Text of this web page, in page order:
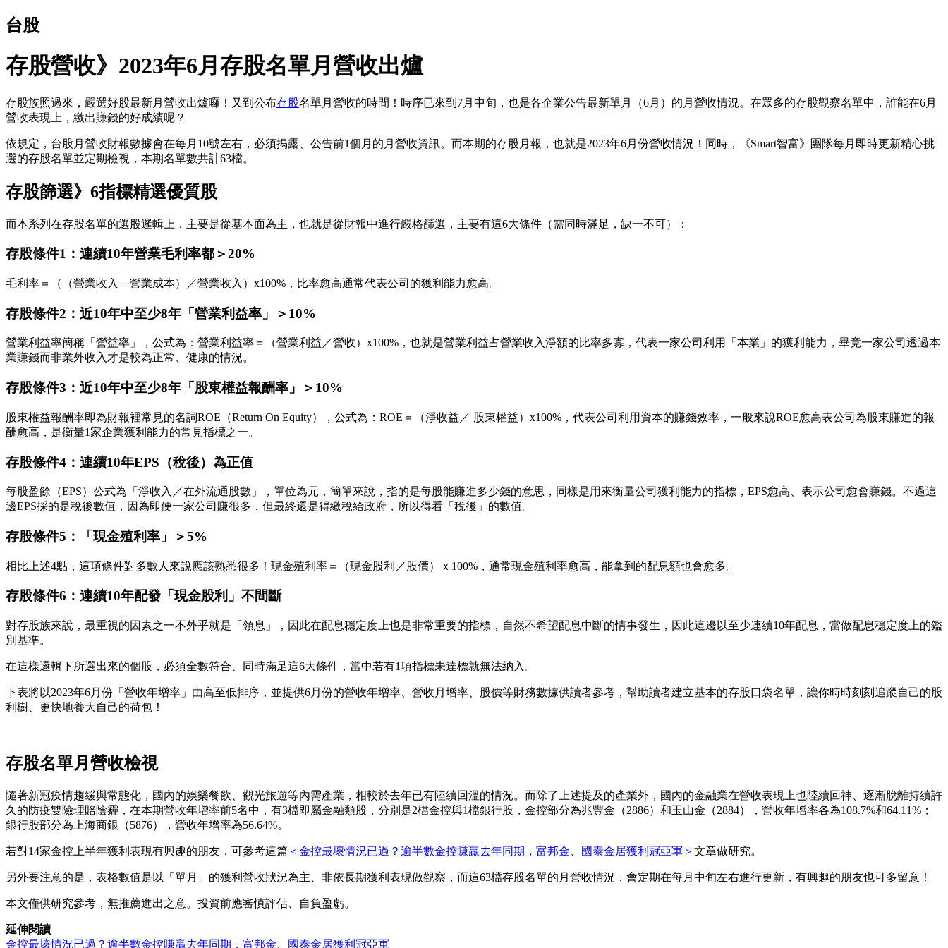
台股
存股營收》2023年6月存股名單月營收出爐
存股族照過來，嚴選好股最新月營收出爐囉！又到公布存股名單月營收的時間！時序已來到7月中旬，也是各企業公告最新單月（6月）的月營收情況。在眾多的存股觀察名單中，誰能在6月
營收表現上，繳出賺錢的好成績呢？
依規定，台股月營收財報數據會在每月10號左右，必須揭露、公告前1個月的月營收資訊。而本期的存股月報，也就是2023年6月份營收情況！同時，《Smart智富》團隊每月即時更新精心挑
選的存股名單並定期檢視，本期名單數共計63檔。
存股篩選》6指標精選優質股
而本系列在存股名單的選股邏輯上，主要是從基本面為主，也就是從財報中進行嚴格篩選，主要有這6大條件（需同時滿足，缺一不可）：
存股條件1：連續10年營業毛利率都＞20%
毛利率＝（（營業收入－營業成本）／營業收入）x100%，比率愈高通常代表公司的獲利能力愈高。
存股條件2：近10年中至少8年「營業利益率」＞10%
營業利益率簡稱「營益率」，公式為：營業利益率＝（營業利益／營收）x100%，也就是營業利益占營業收入淨額的比率多寡，代表一家公司利用「本業」的獲利能力，畢竟一家公司透過本
業賺錢而非業外收入才是較為正常、健康的情況。
存股條件3：近10年中至少8年「股東權益報酬率」＞10%
股東權益報酬率即為財報裡常見的名詞ROE（Return On Equity），公式為：ROE＝（淨收益／ 股東權益）x100%，代表公司利用資本的賺錢效率，一般來說ROE愈高表公司為股東賺進的報
酬愈高，是衡量1家企業獲利能力的常見指標之一。
存股條件4：連續10年EPS（稅後）為正值
每股盈餘（EPS）公式為「淨收入／在外流通股數」，單位為元，簡單來說，指的是每股能賺進多少錢的意思，同樣是用來衡量公司獲利能力的指標，EPS愈高、表示公司愈會賺錢。不過這
邊EPS採的是稅後數值，因為即便一家公司賺很多，但最終還是得繳稅給政府，所以得看「稅後」的數值。
存股條件5：「現金殖利率」＞5%
相比上述4點，這項條件對多數人來說應該熟悉很多！現金殖利率＝（現金股利／股價）ｘ100%，通常現金殖利率愈高，能拿到的配息額也會愈多。
存股條件6：連續10年配發「現金股利」不間斷
對存股族來說，最重視的因素之一不外乎就是「領息」，因此在配息穩定度上也是非常重要的指標，自然不希望配息中斷的情事發生，因此這邊以至少連續10年配息，當做配息穩定度上的鑑
別基準。
在這樣邏輯下所選出來的個股，必須全數符合、同時滿足這6大條件，當中若有1項指標未達標就無法納入。
下表將以2023年6月份「營收年增率」由高至低排序，並提供6月份的營收年增率、營收月增率、股價等財務數據供讀者參考，幫助讀者建立基本的存股口袋名單，讓你時時刻刻追蹤自己的股
利樹、更快地養大自己的荷包！
存股名單月營收檢視
隨著新冠疫情趨緩與常態化，國內的娛樂餐飲、觀光旅遊等內需產業，相較於去年已有陸續回溫的情況。而除了上述提及的產業外，國內的金融業在營收表現上也陸續回神、逐漸脫離持續許
久的防疫雙險理賠陰霾，在本期營收年增率前5名中，有3檔即屬金融類股，分別是2檔金控與1檔銀行股，金控部分為兆豐金（2886）和玉山金（2884），營收年增率各為108.7%和64.11%；
銀行股部分為上海商銀（5876），營收年增率為56.64%。
若對14家金控上半年獲利表現有興趣的朋友，可參考這篇 ＜金控最壞情況已過？逾半數金控賺贏去年同期，富邦金、國泰金居獲利冠亞軍＞ 文章做研究。
另外要注意的是，表格數值是以「單月」的獲利營收狀況為主、非依長期獲利表現做觀察，而這63檔存股名單的月營收情況，會定期在每月中旬左右進行更新，有興趣的朋友也可多留意！
本文僅供研究參考，無推薦進出之意。投資前應審慎評估、自負盈虧。
延伸閱讀
金控最壞情況已過？逾半數金控賺贏去年同期，富邦金、國泰金居獲利冠亞軍